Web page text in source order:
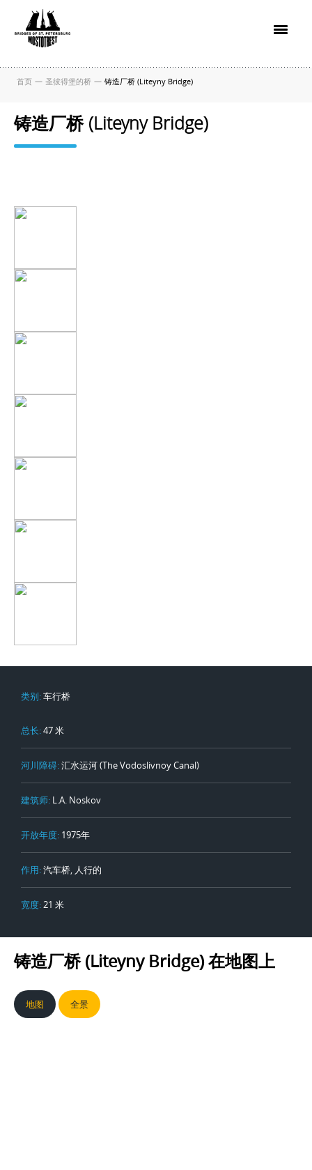
首页 — 圣彼得堡的桥 — 铸造厂桥 (Liteyny Bridge)
铸造厂桥 (Liteyny Bridge)
类别:车行桥
总长:47 米
河川障碍:汇水运河 (The Vodoslivnoy Canal)
建筑师: L.A. Noskov
开放年度: 1975年
作用:汽车桥, 人行的
宽度:21 米
铸造厂桥 (Liteyny Bridge)在地图上
地图 全景